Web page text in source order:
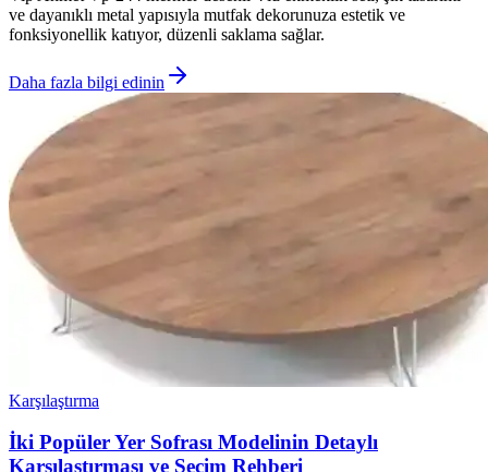
ve dayanıklı metal yapısıyla mutfak dekorunuza estetik ve
fonksiyonellik katıyor, düzenli saklama sağlar.
Daha fazla bilgi edinin
Karşılaştırma
İki Popüler Yer Sofrası Modelinin Detaylı
Karşılaştırması ve Seçim Rehberi